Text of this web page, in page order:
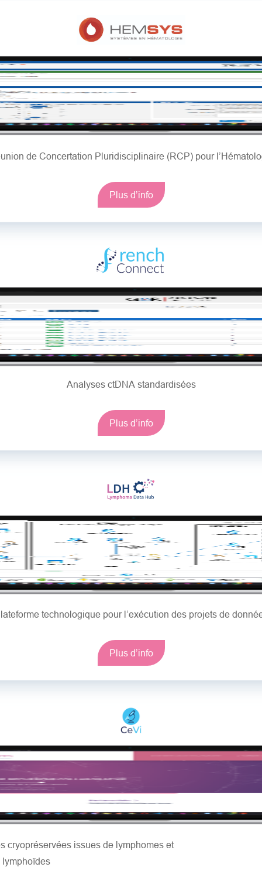
de Concertation Pluridisciplinaire (RCP) pour
Plus d’info
Analyses ctDNA standardisées
Plus d’info
technologique pour l’exécution des projets de
Plus d’info
cryopréservées issues de lymphomes et
lymphoïdes